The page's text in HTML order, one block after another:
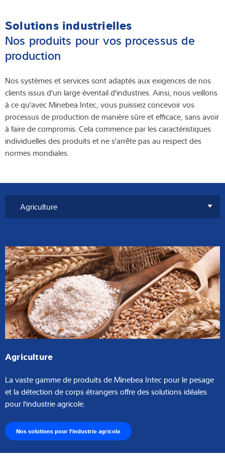
Solutions industrielles
Nos produits pour vos processus de
production
Nos systèmes et services sont adaptés aux exigences de nos
clients issus d'un large éventail d'industries. Ainsi, nous veillons
à ce qu'avec Minebea Intec, vous puissiez concevoir vos
processus de production de manière sûre et efficace, sans avoir
à faire de compromis. Cela commence par les caractéristiques
individuelles des produits et ne s'arrête pas au respect des
normes mondiales.
Agriculture
La vaste gamme de produits de Minebea Intec pour le pesage
et la détection de corps étrangers offre des solutions idéales
pour l'industrie agricole.
Nos solutions pour l'industrie agricole